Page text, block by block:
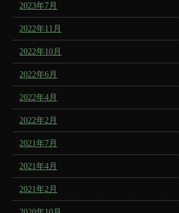
2023年7月
2022年11月
2022年10月
2022年6月
2022年4月
2022年2月
2021年7月
2021年4月
2021年2月